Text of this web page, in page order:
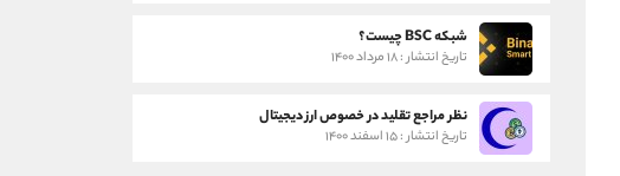
شبکه BSC چیست؟
تاریخ انتشار : ۱۸ مرداد ۱۴۰۰
نظر مراجع تقلید در خصوص ارز دیجیتال
تاریخ انتشار : ۱۵ اسفند ۱۴۰۰